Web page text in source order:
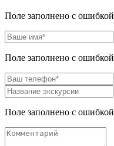
Поле заполнено с ошибкой
Поле заполнено с ошибкой
Поле заполнено с ошибкой